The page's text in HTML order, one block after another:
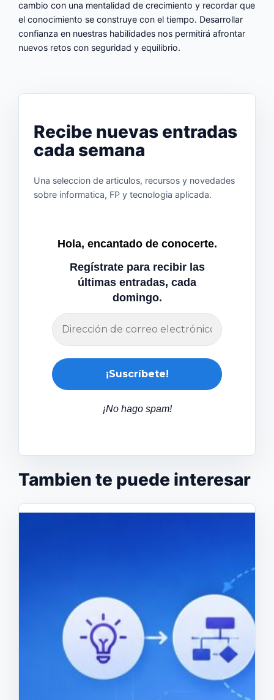
cambio con una mentalidad de crecimiento y recordar que
el conocimiento se construye con el tiempo. Desarrollar
confianza en nuestras habilidades nos permitirá afrontar
nuevos retos con seguridad y equilibrio.
Recibe nuevas entradas
cada semana
Una seleccion de articulos, recursos y novedades
sobre informatica, FP y tecnologia aplicada.
Hola, encantado de conocerte.
Regístrate para recibir las
últimas entradas, cada
domingo.
¡No hago spam!
Tambien te puede interesar